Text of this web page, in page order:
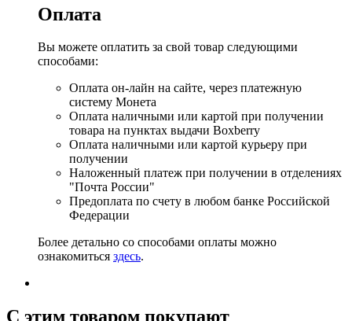
Оплата
Вы можете оплатить за свой товар следующими
способами:
Оплата он-лайн на сайте, через платежную
систему Монета
Оплата наличными или картой при получении
товара на пунктах выдачи Boxberry
Оплата наличными или картой курьеру при
получении
Наложенный платеж при получении в отделениях
"Почта России"
Предоплата по счету в любом банке Российской
Федерации
Более детально со способами оплаты можно
ознакомиться здесь.
C этим товаром покупают